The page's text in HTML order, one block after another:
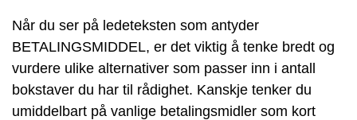
Når du ser på ledeteksten som antyder
BETALINGSMIDDEL, er det viktig å tenke bredt og
vurdere ulike alternativer som passer inn i antall
bokstaver du har til rådighet. Kanskje tenker du
umiddelbart på vanlige betalingsmidler som kort